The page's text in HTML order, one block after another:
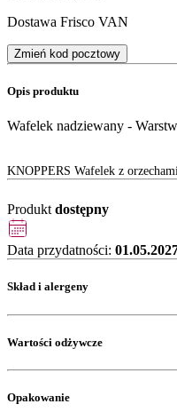
Dostawa Frisco VAN
Zmień kod pocztowy
Opis produktu
Wafelek nadziewany -
KNOPPERS Wafelek z
Produkt dostępny
Data przydatności:
Skład i alergeny
Wartości odżywcze
Opakowanie